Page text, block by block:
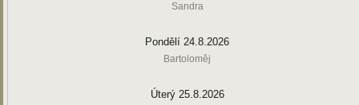
Sandra
Pondělí 24.8.2026
Bartoloměj
Úterý 25.8.2026